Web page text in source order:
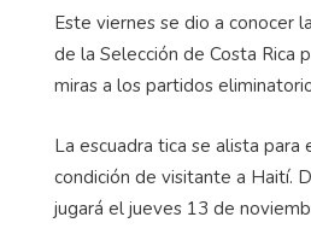
Este viernes se dio a conocer
de la Selección de Costa Rica
miras a los partidos
La escuadra tica se alista para
condición de visitante a Haití.
jugará el jueves 13 de